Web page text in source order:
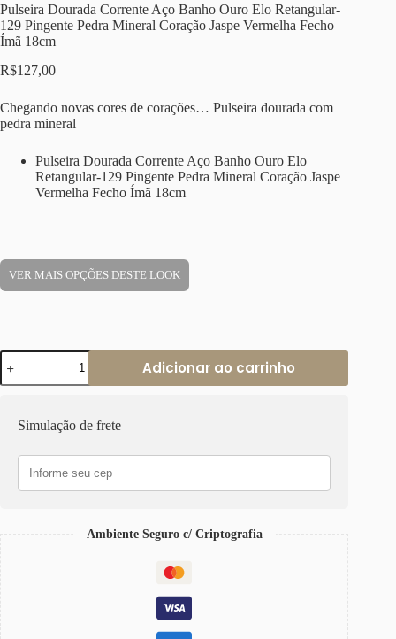
Pulseira Dourada Corrente Aço Banho Ouro Elo Retangular-
129 Pingente Pedra Mineral Coração Jaspe Vermelha Fecho
Ímã 18cm
R$127,00
Chegando novas cores de corações… Pulseira dourada com
pedra mineral
Pulseira Dourada Corrente Aço Banho Ouro Elo
Retangular-129 Pingente Pedra Mineral Coração Jaspe
Vermelha Fecho Ímã 18cm
VER MAIS OPÇÕES DESTE LOOK
Pulseira
Dourada
Corrente
Ouro
Retangular-
Pingente
Adicionar ao carrinho
Simulação de frete
Ambiente Seguro c/ Criptografia